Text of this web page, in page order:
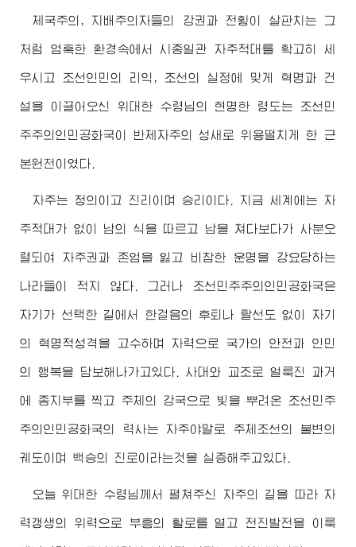
제국주의, 지배주의자들의 강권과 전횡이 살판치는 그
처럼 엄혹한 환경속에서 시종일관 자주적대를 확고히 세
우시고 조선인민의 리익, 조선의 실정에 맞게 혁명과 건
설을 이끌어오신 위대한 수령님 의 현명한 령도는 조선민
주주의인민공화국이 반제자주의 성새로 위용떨치게 한 근
본원천이였다.
자주는 정의이고 진리이며 승리이다. 지금 세계에는 자
주적대가 없이 남의 식을 따르고 남을 쳐다보다가 사분오
렬되여 자주권과 존엄을 잃고 비참한 운명을 강요당하는
나라들이 적지 않다. 그러나 조선민주주의인민공화국은
자기가 선택한 길에서 한걸음의 후퇴나 탈선도 없이 자기
의 혁명적성격을 고수하며 자력으로 국가의 안전과 인민
의 행복을 담보해나가고있다. 사대와 교조로 얼룩진 과거
에 종지부를 찍고 주체의 강국으로 빛을 뿌려온 조선민주
주의인민공화국의 력사는 자주야말로 주체조선의 불변의
궤도이며 백승의 진로이라는것을 실증해주고있다.
오늘위대한 수령님께서 펼쳐주신 자주의 길을 따라 자
력갱생의 위력으로 부흥의 활로를 열고 전진발전을 이룩